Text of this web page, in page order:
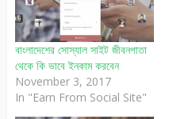
বাংলাদেশের সোস্যাল সাইট জীবনপাতা
থেকে কি ভাবে ইনকাম করবেন
November 3, 2017
In "Earn From Social Site"